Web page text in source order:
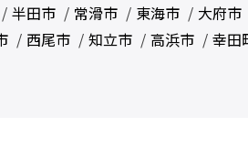
半田市 常滑市 東海市 大府市
西尾市 知立市 高浜市 幸田